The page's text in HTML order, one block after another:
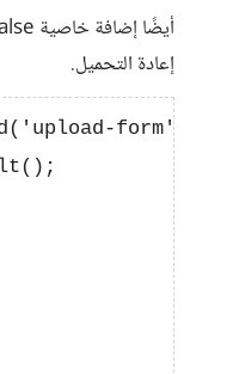
إعادة التحميل.